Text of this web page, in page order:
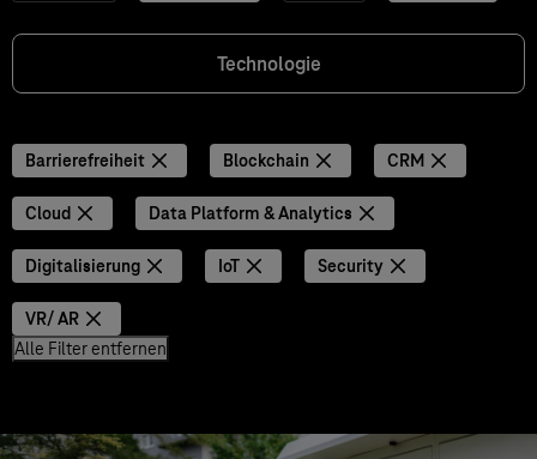
Technologie
Barrierefreiheit Blockchain CRM
Cloud Data Platform & Analytics
Digitalisierung IoT Security
VR/ AR
Alle Filter entfernen